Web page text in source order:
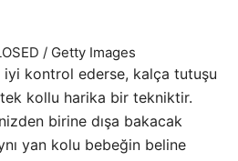
/ Getty Images
iyi kontrol ederse, kalça tutuşu
kollu harika bir tekniktir.
birine dışa bakacak
yan kolu bebeğin beline